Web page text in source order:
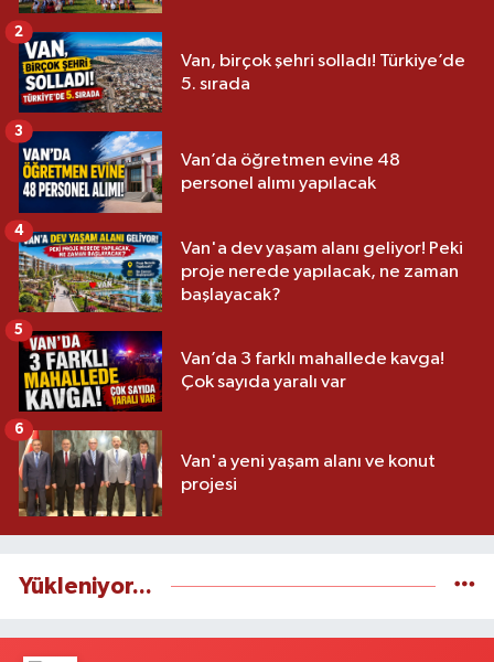
Van, birçok şehri solladı! Türkiye’de
5. sırada
2
Van’da öğretmen evine 48
personel alımı yapılacak
3
Van'a dev yaşam alanı geliyor! Peki
proje nerede yapılacak, ne zaman
başlayacak?
4
Van’da 3 farklı mahallede kavga!
Çok sayıda yaralı var
5
Van'a yeni yaşam alanı ve konut
projesi
6
Yükleniyor...